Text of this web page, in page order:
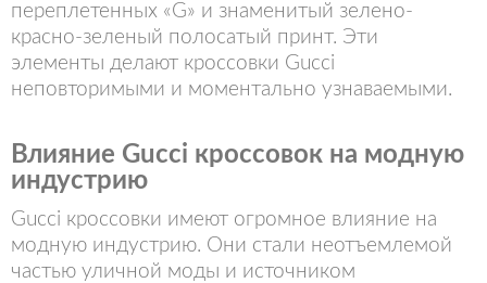
переплетенных «G» и знаменитый зелено-
красно-зеленый полосатый принт. Эти
элементы делают кроссовки Gucci
неповторимыми и моментально узнаваемыми.
Влияние Gucci кроссовок на модную
индустрию
Gucci кроссовки имеют огромное влияние на
модную индустрию. Они стали неотъемлемой
частью уличной моды и источником